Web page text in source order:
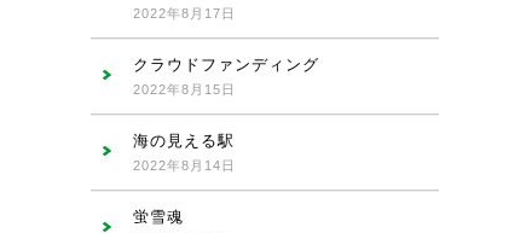
2022年8月17日
クラウドファンディング
2022年8月15日
海の見える駅
2022年8月14日
蛍雪魂